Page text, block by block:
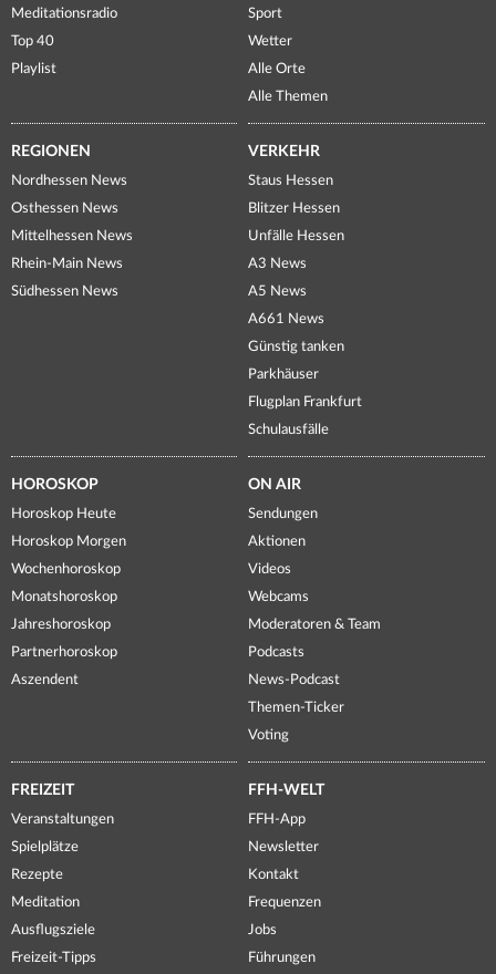
Meditationsradio
Top 40
Playlist
Sport
Wetter
Alle Orte
Alle Themen
REGIONEN
Nordhessen News
Osthessen News
Mittelhessen News
Rhein-Main News
Südhessen News
VERKEHR
Staus Hessen
Blitzer Hessen
Unfälle Hessen
A3 News
A5 News
A661 News
Günstig tanken
Parkhäuser
Flugplan Frankfurt
Schulausfälle
HOROSKOP
Horoskop Heute
Horoskop Morgen
Wochenhoroskop
Monatshoroskop
Jahreshoroskop
Partnerhoroskop
Aszendent
ON AIR
Sendungen
Aktionen
Videos
Webcams
Moderatoren & Team
Podcasts
News-Podcast
Themen-Ticker
Voting
FREIZEIT
Veranstaltungen
Spielplätze
Rezepte
Meditation
Ausflugsziele
Freizeit-Tipps
FFH-WELT
FFH-App
Newsletter
Kontakt
Frequenzen
Jobs
Führungen